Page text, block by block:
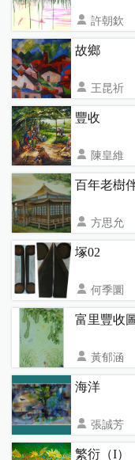
許朝欽
花蓮縣
故鄉
王昆祈
花蓮縣
豐收
陳皇維
花蓮縣
百年老樹
方思允
花蓮縣
局花蓮縣分局
塚02
何季圜
花蓮縣
局花蓮縣分
富里豐收圖
黃郁涵
花蓮縣
海洋
張誠芳
花蓮縣
繁衍（I）